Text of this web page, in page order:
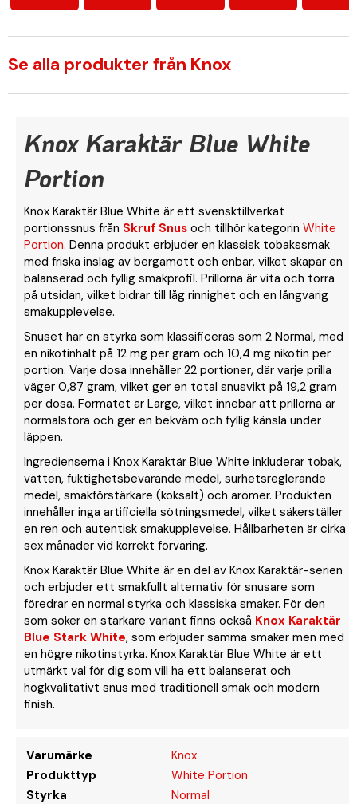
Se alla produkter från Knox
Knox Karaktär Blue White
Portion
Knox Karaktär Blue White är ett svensktillverkat
portionssnus från Skruf Snus och tillhör kategorin White
Portion. Denna produkt erbjuder en klassisk tobakssmak
med friska inslag av bergamott och enbär, vilket skapar en
balanserad och fyllig smakprofil. Prillorna är vita och torra
på utsidan, vilket bidrar till låg rinnighet och en långvarig
smakupplevelse.
Snuset har en styrka som klassificeras som 2 Normal, med
en nikotinhalt på 12 mg per gram och 10,4 mg nikotin per
portion. Varje dosa innehåller 22 portioner, där varje prilla
väger 0,87 gram, vilket ger en total snusvikt på 19,2 gram
per dosa. Formatet är Large, vilket innebär att prillorna är
normalstora och ger en bekväm och fyllig känsla under
läppen.
Ingredienserna i Knox Karaktär Blue White inkluderar tobak,
vatten, fuktighetsbevarande medel, surhetsreglerande
medel, smakförstärkare (koksalt) och aromer. Produkten
innehåller inga artificiella sötningsmedel, vilket säkerställer
en ren och autentisk smakupplevelse. Hållbarheten är cirka
sex månader vid korrekt förvaring.
Knox Karaktär Blue White är en del av Knox Karaktär-serien
och erbjuder ett smakfullt alternativ för snusare som
föredrar en normal styrka och klassiska smaker. För den
som söker en starkare variant finns också Knox Karaktär
Blue Stark White, som erbjuder samma smaker men med
en högre nikotinstyrka. Knox Karaktär Blue White är ett
utmärkt val för dig som vill ha ett balanserat och
högkvalitativt snus med traditionell smak och modern
finish.
Varumärke
Knox
Produkttyp
White Portion
Styrka
Normal